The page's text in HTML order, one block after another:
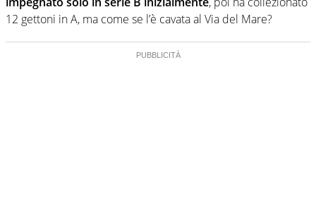
12 gettoni in A, ma come se l’è cavata al Via del Mare?